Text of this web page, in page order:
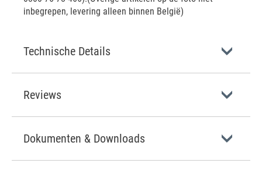
inbegrepen, levering alleen binnen België)
Technische Details
Reviews
Dokumenten & Downloads